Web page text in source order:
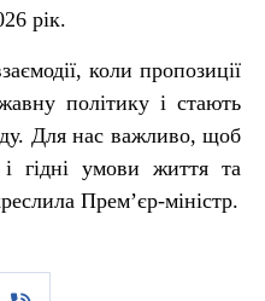
рік.
коли пропозиції
політику і стають
Для нас важливо, щоб
гідні умови життя та
Премʼєр-міністр.